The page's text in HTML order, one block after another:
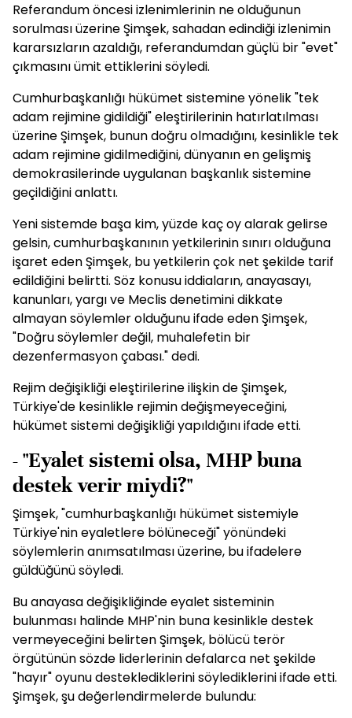
Referandum öncesi izlenimlerinin ne olduğunun
sorulması üzerine Şimşek, sahadan edindiği izlenimin
kararsızların azaldığı, referandumdan güçlü bir "evet"
çıkmasını ümit ettiklerini söyledi.
Cumhurbaşkanlığı hükümet sistemine yönelik "tek
adam rejimine gidildiği" eleştirilerinin hatırlatılması
üzerine Şimşek, bunun doğru olmadığını, kesinlikle tek
adam rejimine gidilmediğini, dünyanın en gelişmiş
demokrasilerinde uygulanan başkanlık sistemine
geçildiğini anlattı.
Yeni sistemde başa kim, yüzde kaç oy alarak gelirse
gelsin, cumhurbaşkanının yetkilerinin sınırı olduğuna
işaret eden Şimşek, bu yetkilerin çok net şekilde tarif
edildiğini belirtti. Söz konusu iddiaların, anayasayı,
kanunları, yargı ve Meclis denetimini dikkate
almayan söylemler olduğunu ifade eden Şimşek,
"Doğru söylemler değil, muhalefetin bir
dezenfermasyon çabası." dedi.
Rejim değişikliği eleştirilerine ilişkin de Şimşek,
Türkiye'de kesinlikle rejimin değişmeyeceğini,
hükümet sistemi değişikliği yapıldığını ifade etti.
- "Eyalet sistemi olsa, MHP buna
destek verir miydi?"
Şimşek, "cumhurbaşkanlığı hükümet sistemiyle
Türkiye'nin eyaletlere bölüneceği" yönündeki
söylemlerin anımsatılması üzerine, bu ifadelere
güldüğünü söyledi.
Bu anayasa değişikliğinde eyalet sisteminin
bulunması halinde MHP'nin buna kesinlikle destek
vermeyeceğini belirten Şimşek, bölücü terör
örgütünün sözde liderlerinin defalarca net şekilde
"hayır" oyunu desteklediklerini söylediklerini ifade etti.
Şimşek, şu değerlendirmelerde bulundu: